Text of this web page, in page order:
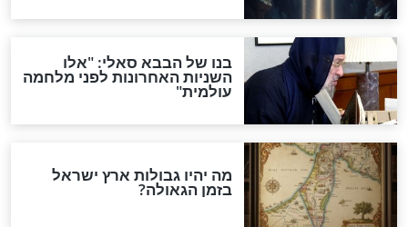
האם לאחר בוא המשיח יהיה
אפשר לחזור בתשובה?
לכל המאמרים